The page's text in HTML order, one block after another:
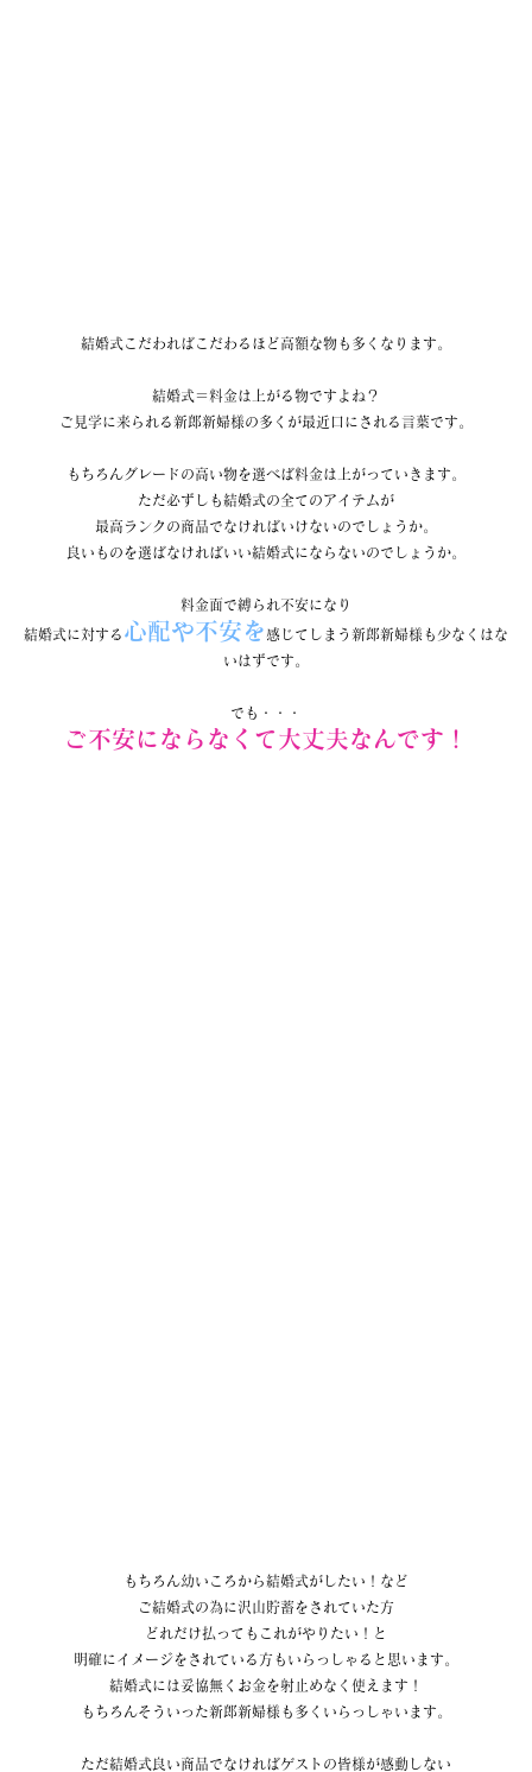
結婚式こだわればこだわるほど高額な物も多くなります。
結婚式＝料金は上がる物ですよね？
ご見学に来られる新郎新婦様の多くが最近口にされる言葉です。
もちろんグレードの高い物を選べば料金は上がっていきます。
ただ必ずしも結婚式の全てのアイテムが
最高ランクの商品でなければいけないのでしょうか。
良いものを選ばなければいい結婚式にならないのでしょうか。
料金面で縛られ不安になり
結婚式に対する 心配や不安を 感じてしまう新郎新婦様も少なくはな
いはずです。
でも・・・
ご不安にならなくて大丈夫なんです！
もちろん幼いころから結婚式がしたい！など
ご結婚式の為に沢山貯蓄をされていた方
どれだけ払ってもこれがやりたい！と
明確にイメージをされている方もいらっしゃると思います。
結婚式には妥協無くお金を射止めなく使えます！
もちろんそういった新郎新婦様も多くいらっしゃいます。
ただ結婚式良い商品でなければゲストの皆様が感動しない